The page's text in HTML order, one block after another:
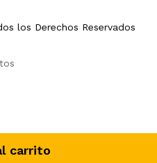
carrito
los Derechos Reservados